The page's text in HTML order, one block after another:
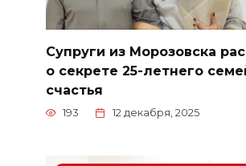
Супруги из Морозовска
о секрете 25-летнего
счастья
193 12 декабря, 2025